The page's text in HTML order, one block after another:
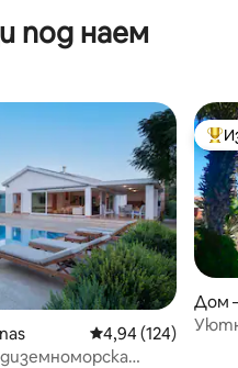
под наем
Средна оценка:
4,94 (124)
Дом